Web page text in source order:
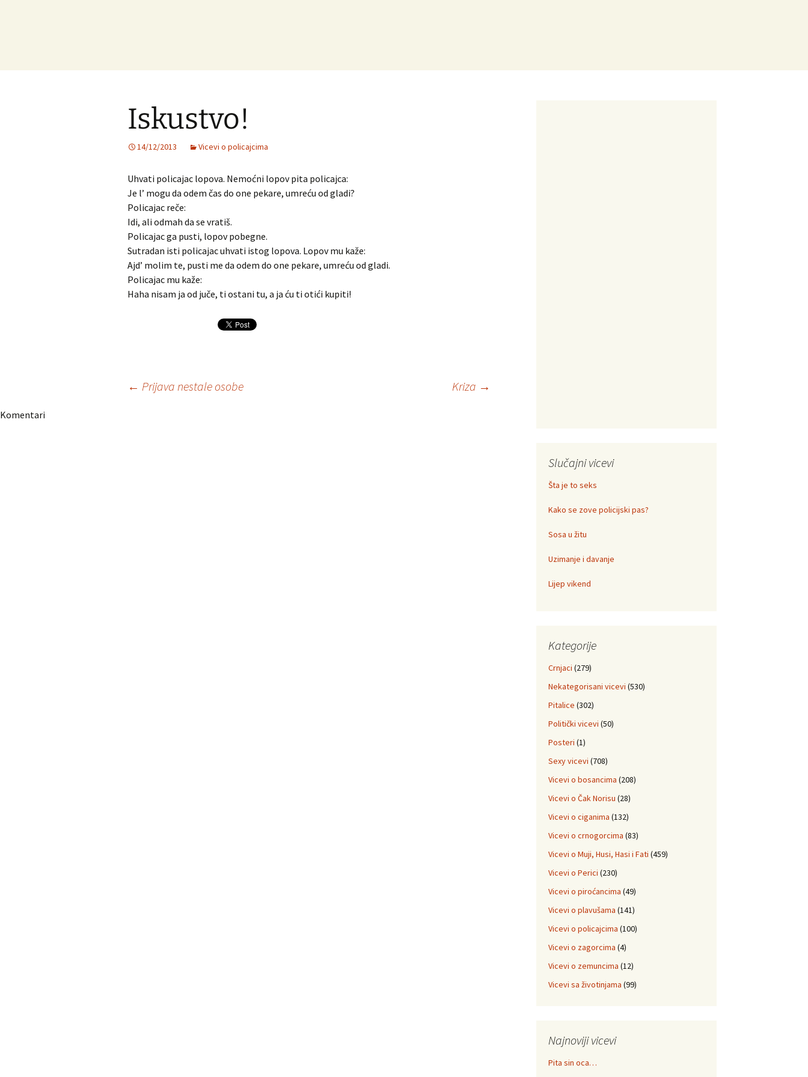
Iskustvo!
14/12/2013 Vicevi o policajcima
Uhvati policajac lopova. Nemoćni lopov pita policajca:
Je l’ mogu da odem čas do one pekare, umreću od gladi?
Policajac reče:
Idi, ali odmah da se vratiš.
Policajac ga pusti, lopov pobegne.
Sutradan isti policajac uhvati istog lopova. Lopov mu kaže:
Ajd’ molim te, pusti me da odem do one pekare, umreću od gladi.
Policajac mu kaže:
Haha nisam ja od juče, ti ostani tu, a ja ću ti otići kupiti!
Navigacija
← Prijava nestale osobe Kriza →
Komentari
Slučajni vicevi
Šta je to seks
Kako se zove policijski pas?
Sosa u žitu
Uzimanje i davanje
Lijep vikend
Kategorije
Crnjaci (279)
Nekategorisani vicevi (530)
Pitalice (302)
Politički vicevi (50)
Posteri (1)
Sexy vicevi (708)
Vicevi o bosancima (208)
Vicevi o Čak Norisu (28)
Vicevi o ciganima (132)
Vicevi o crnogorcima (83)
Vicevi o Muji, Husi, Hasi i Fati (459)
Vicevi o Perici (230)
Vicevi o piroćancima (49)
Vicevi o plavušama (141)
Vicevi o policajcima (100)
Vicevi o zagorcima (4)
Vicevi o zemuncima (12)
Vicevi sa životinjama (99)
Najnoviji vicevi
Pita sin oca…